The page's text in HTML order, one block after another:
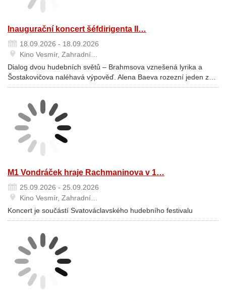
Inaugurační koncert šéfdirigenta II…
18.09.2026 - 18.09.2026
Kino Vesmír, Zahradní…
Dialog dvou hudebních světů – Brahmsova vznešená lyrika a
Šostakovičova naléhavá výpověď. Alena Baeva rozezní jeden z…
M1 Vondráček hraje Rachmaninova v 1…
25.09.2026 - 25.09.2026
Kino Vesmír, Zahradní…
Koncert je součástí Svatováclavského hudebního festivalu